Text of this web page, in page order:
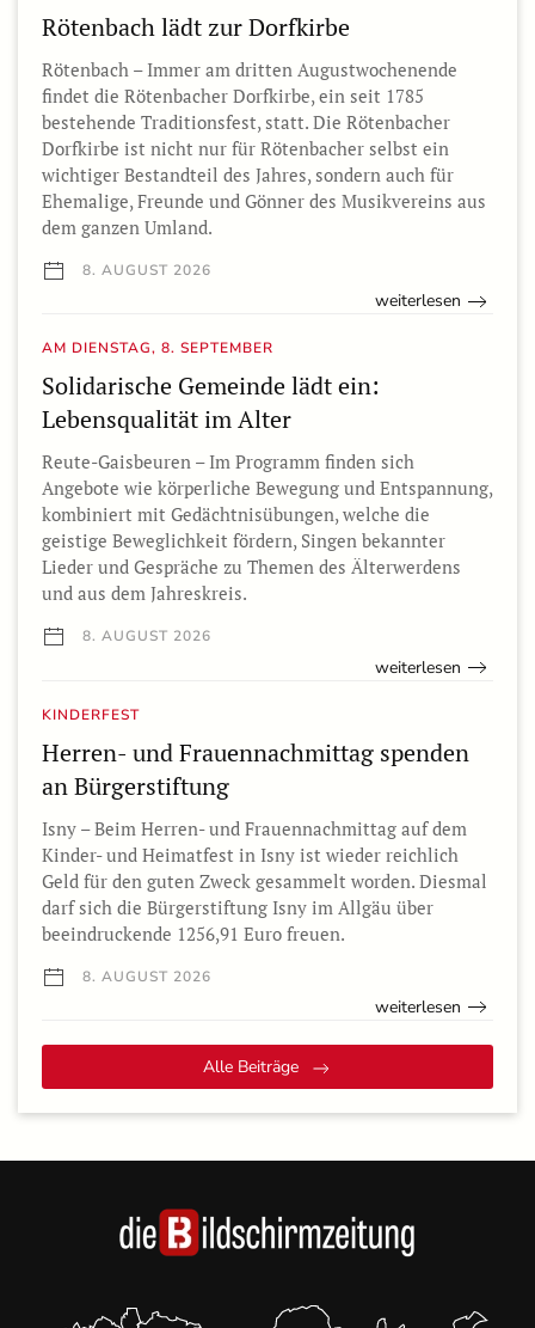
Rötenbach lädt zur Dorfkirbe
Rötenbach – Immer am dritten Augustwochenende
findet die Rötenbacher Dorfkirbe, ein seit 1785
bestehende Traditionsfest, statt. Die Rötenbacher
Dorfkirbe ist nicht nur für Rötenbacher selbst ein
wichtiger Bestandteil des Jahres, sondern auch für
Ehemalige, Freunde und Gönner des Musikvereins aus
dem ganzen Umland.
8. AUGUST 2026
weiterlesen
AM DIENSTAG, 8. SEPTEMBER
Solidarische Gemeinde lädt ein:
Lebensqualität im Alter
Reute-Gaisbeuren – Im Programm finden sich
Angebote wie körperliche Bewegung und Entspannung,
kombiniert mit Gedächtnisübungen, welche die
geistige Beweglichkeit fördern, Singen bekannter
Lieder und Gespräche zu Themen des Älterwerdens
und aus dem Jahreskreis.
8. AUGUST 2026
weiterlesen
KINDERFEST
Herren- und Frauennachmittag spenden
an Bürgerstiftung
Isny – Beim Herren- und Frauennachmittag auf dem
Kinder- und Heimatfest in Isny ist wieder reichlich
Geld für den guten Zweck gesammelt worden. Diesmal
darf sich die Bürgerstiftung Isny im Allgäu über
beeindruckende 1256,91 Euro freuen.
8. AUGUST 2026
weiterlesen
Alle Beiträge